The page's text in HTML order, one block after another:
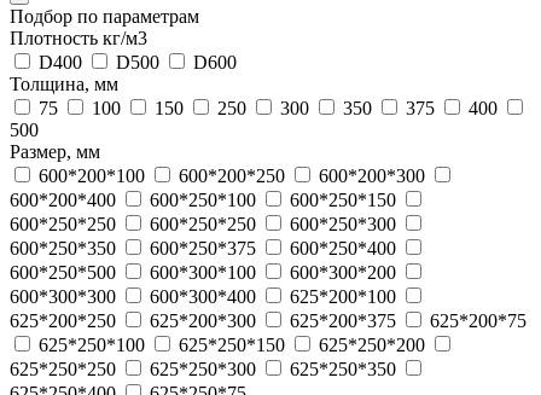
Подбор по параметрам
Плотность кг/м3
D400
D500
D600
Толщина, мм
75
100 150 250 300 350 375
400
500
Размер, мм
600*200*100
600*200*250
600*200*300
600*200*400
600*250*100
600*250*150
600*250*250
600*250*250
600*250*300
600*250*350
600*250*375
600*250*400
600*250*500
600*300*100
600*300*200
600*300*300
600*300*400
625*200*100
625*200*250
625*200*300 625*200*375
625*200*75
625*250*100
625*250*150
625*250*200
625*250*250
625*250*300
625*250*350